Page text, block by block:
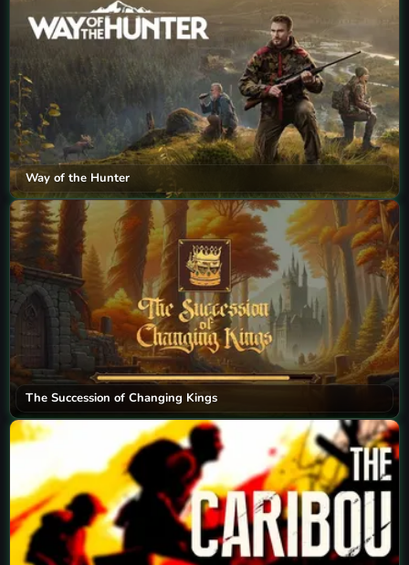
Way of the Hunter
The Succession of Changing Kings